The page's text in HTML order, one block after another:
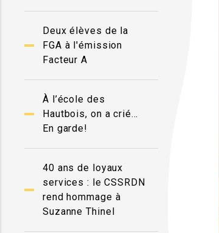
Deux élèves de la
FGA à l'émission
Facteur A
À l’école des
Hautbois, on a crié…
En garde!
40 ans de loyaux
services : le CSSRDN
rend hommage à
Suzanne Thinel